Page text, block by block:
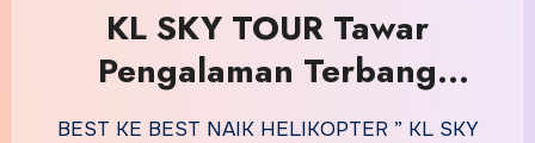
KL SKY TOUR Tawar
Pengalaman Terbang
Selama 6 Minit
BEST KE BEST NAIK HELIKOPTER ” KL SKY